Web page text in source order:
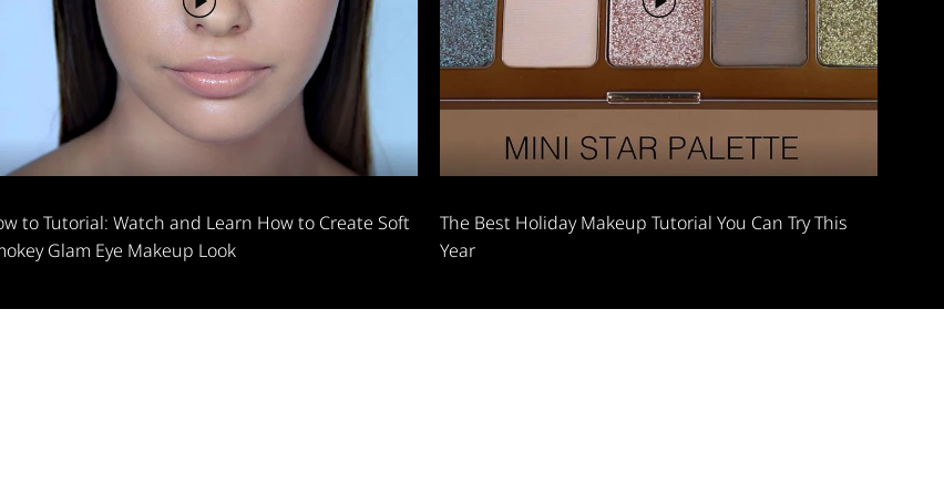
The Best Holiday Makeup Tutorial You Can Try This
Year
to Tutorial: Watch and Learn How to Create Soft
Glam Eye Makeup Look